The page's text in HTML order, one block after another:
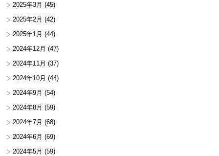
2025年3月 (45)
2025年2月 (42)
2025年1月 (44)
2024年12月 (47)
2024年11月 (37)
2024年10月 (44)
2024年9月 (54)
2024年8月 (59)
2024年7月 (68)
2024年6月 (69)
2024年5月 (59)